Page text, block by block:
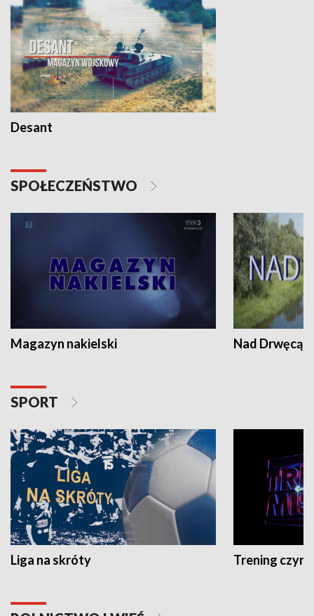
Desant
SPOŁECZEŃSTWO
Magazyn nakielski Nad Drwęcą
SPORT
Liga na skróty Trening czyni